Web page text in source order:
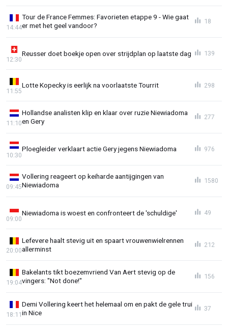
Tour de France Femmes: Favorieten etappe 9 - Wie gaat
er met het geel vandoor?
14:44
18
Reusser doet boekje open over strijdplan op laatste dag
12:30
139
Lotte Kopecky is eerlijk na voorlaatste Tourrit
11:55
298
Hollandse analisten klip en klaar over ruzie Niewiadoma
en Gery
11:10
277
Ploegleider verklaart actie Gery jegens Niewiadoma
10:30
976
Vollering reageert op keiharde aantijgingen van
Niewiadoma
09:45
1580
Niewiadoma is woest en confronteert de 'schuldige'
09:00
49
Lefevere haalt stevig uit en spaart vrouwenwielrennen
allerminst
20:00
212
Bakelants tikt boezemvriend Van Aert stevig op de
vingers: "Not done!"
19:04
156
Demi Vollering keert het helemaal om en pakt de gele trui
in Nice
18:11
37